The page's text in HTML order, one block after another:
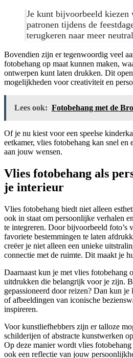
Je kunt bijvoorbeeld
patronen tijdens de
terugkeren naar meer
Bovendien zijn er tegenwoordig veel
fotobehang op maat kunnen maken,
ontwerpen kunt laten drukken. Dit
mogelijkheden voor creativiteit en
Lees ook: Fotobehang met de
Of je nu kiest voor een speelse
eetkamer, vlies fotobehang kan snel en
aan jouw wensen.
Vlies fotobehang als
je interieur
Vlies fotobehang biedt niet alleen
ook in staat om persoonlijke verhalen
te integreren. Door bijvoorbeeld foto’s
favoriete bestemmingen te laten
creëer je niet alleen een unieke
connectie met de ruimte. Dit maakt je
Daarnaast kun je met vlies fotobehang
uitdrukken die belangrijk voor je zijn.
gepassioneerd door reizen? Dan kun
of afbeeldingen van iconische
inspireren.
Voor kunstliefhebbers zijn er talloze
schilderijen of abstracte kunstwerken
Op deze manier wordt vlies
ook een reflectie van jouw